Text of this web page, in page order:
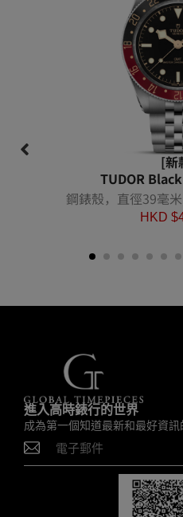
[新
TUDOR
鋼錶殼，直徑39毫
HKD $
進入高時錶行的世界
成為第一個知道最新和最好資訊